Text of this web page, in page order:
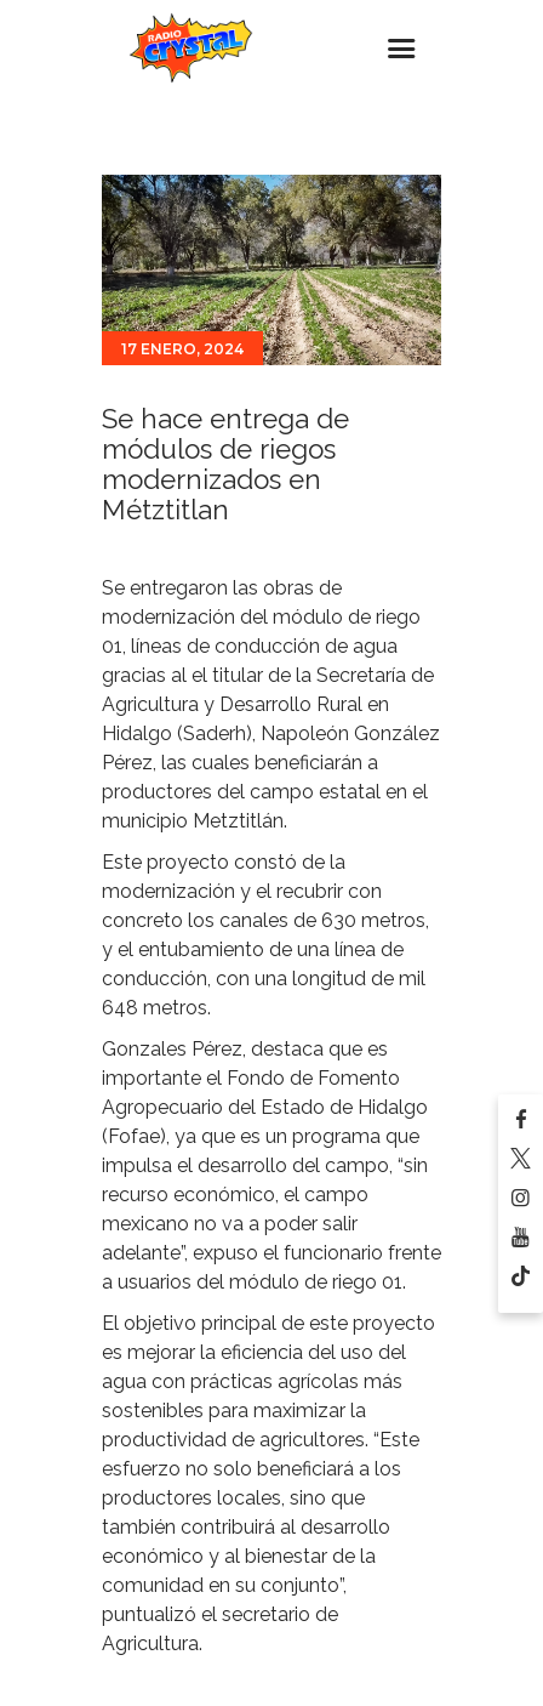
Estaciones
Eventos
Promociones
Noticias
Para ti
Contacto
17 ENERO, 2024
Se hace entrega de
módulos de riegos
modernizados en
Métztitlan
Se entregaron las obras de
modernización del módulo de riego
01, líneas de conducción de agua
gracias al el titular de la Secretaría de
Agricultura y Desarrollo Rural en
Hidalgo (Saderh), Napoleón González
Pérez, las cuales beneficiarán a
productores del campo estatal en el
municipio Metztitlán.
Este proyecto constó de la
modernización y el recubrir con
concreto los canales de 630 metros,
y el entubamiento de una línea de
conducción, con una longitud de mil
648 metros.
Gonzales Pérez, destaca que es
importante el Fondo de Fomento
Agropecuario del Estado de Hidalgo
(Fofae), ya que es un programa que
impulsa el desarrollo del campo, “sin
recurso económico, el campo
mexicano no va a poder salir
adelante”, expuso el funcionario frente
a usuarios del módulo de riego 01.
El objetivo principal de este proyecto
es mejorar la eficiencia del uso del
agua con prácticas agrícolas más
sostenibles para maximizar la
productividad de agricultores. “Este
esfuerzo no solo beneficiará a los
productores locales, sino que
también contribuirá al desarrollo
económico y al bienestar de la
comunidad en su conjunto”,
puntualizó el secretario de
Agricultura.